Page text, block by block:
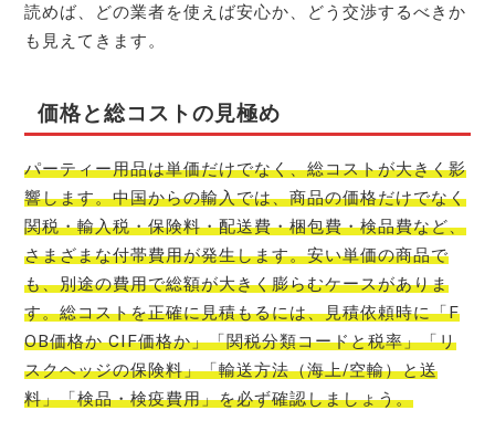
読めば、どの業者を使えば安心か、どう交渉するべきか
も見えてきます。
価格と総コストの見極め
パーティー用品は単価だけでなく、総コストが大きく影
響します。中国からの輸入では、商品の価格だけでなく
関税・輸入税・保険料・配送費・梱包費・検品費など、
さまざまな付帯費用が発生します。安い単価の商品で
も、別途の費用で総額が大きく膨らむケースがありま
す。総コストを正確に見積もるには、見積依頼時に「F
OB価格か CIF価格か」「関税分類コードと税率」「リ
スクヘッジの保険料」「輸送方法（海上/空輸）と送
料」「検品・検疫費用」を必ず確認しましょう。